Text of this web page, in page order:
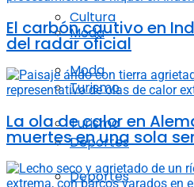
Moda
Turismo
Deportes
Cultura
Moda
Turismo
Deportes
El carbón cautivo en
del radar oficial
La ola de calor en
muertes en una sola